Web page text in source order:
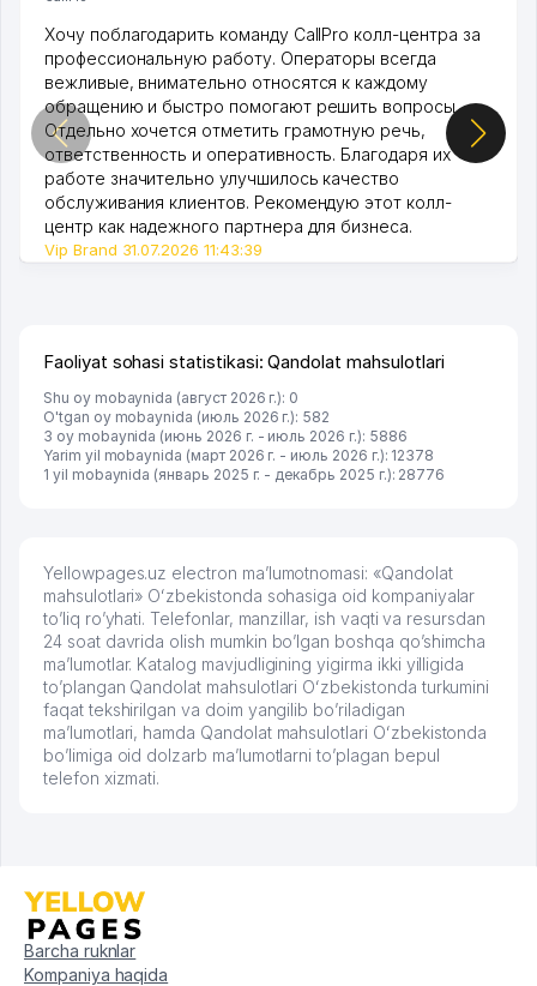
Хочу поблагодарить команду CallPro колл-центра за
профессиональную работу. Операторы всегда
вежливые, внимательно относятся к каждому
обращению и быстро помогают решить вопросы.
Отдельно хочется отметить грамотную речь,
ответственность и оперативность. Благодаря их
работе значительно улучшилось качество
обслуживания клиентов. Рекомендую этот колл-
центр как надежного партнера для бизнеса.
Vip Brand 31.07.2026 11:43:39
Faoliyat sohasi statistikasi: Qandolat mahsulotlari
Shu oy mobaynida (август 2026 г.): 0
O'tgan oy mobaynida (июль 2026 г.): 582
3 oy mobaynida (июнь 2026 г. - июль 2026 г.): 5886
Yarim yil mobaynida (март 2026 г. - июль 2026 г.): 12378
1 yil mobaynida (январь 2025 г. - декабрь 2025 г.): 28776
Yellowpages.uz electron ma’lumotnomasi: «Qandolat
mahsulotlari» Oʻzbekistonda sohasiga oid kompaniyalar
to’liq ro’yhati. Telefonlar, manzillar, ish vaqti va resursdan
24 soat davrida olish mumkin bo’lgan boshqa qo’shimcha
ma’lumotlar. Katalog mavjudligining yigirma ikki yilligida
to’plangan Qandolat mahsulotlari Oʻzbekistonda turkumini
faqat tekshirilgan va doim yangilib bo’riladigan
ma’lumotlari, hamda Qandolat mahsulotlari Oʻzbekistonda
bo’limiga oid dolzarb ma’lumotlarni to’plagan bepul
telefon xizmati.
Barcha ruknlar
Kompaniya haqida